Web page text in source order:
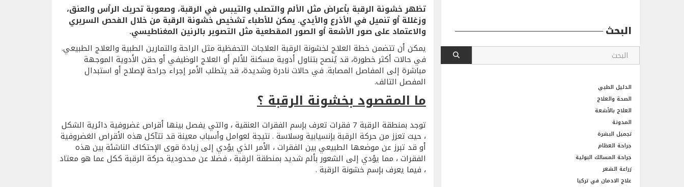
تظهر خشونة الرقبة بأعراض مثل الألم والتصلب والتيبس في الرقبة، وصعوبة تحريك الرأس والعنق،
وزغللة أو تنميل في الأذرع والأيدي. يمكن للأطباء تشخيص خشونة الرقبة من خلال الفحص السريري
والاعتماد على صور الأشعة أو الصور المقطعية مثل التصوير بالرنين المغناطيسي.
يمكن أن تتضمن خطة العلاج لخشونة الرقبة العلاجات التحفظية مثل الراحة والتمارين الطبية والعلاج الطبيعي.
في حالات أكثر خطورة، قد يُنصح بتناول أدوية مسكنة للألم أو العلاج الوظيفي أو حقن الأدوية الموجهة
مباشرة إلى المفاصل المصابة. في حالات نادرة وشديدة، قد يتطلب الأمر إجراء جراحة لإصلاح أو استبدال
المفصل التالف.
ما المقصود بخشونة الرقبة ؟
توجد بمنطقة الرقبة 7 فقرات تعرف بإسم الفقرات العنقية ، والتي يفصل بينها أقراص غضروفية دائرية الشكل
، حيث تعزز من حركة الرقبة بإنسيابية وسلاسة . نتيجة لعوامل وأسباب معينة قد تتآكل هذه الأقراص الغضروفية
أو قد تبرز عن موضعها الطبيعي بين الفقرات ، الأمر الذي يؤدي إلى زيادة قوى الإحتكاك الناشئة بين هذه
الفقرات ، مما يؤدي إلى الشعور بألم شديد بمنطقة الرقبة ، فضلا عن محدودية حركة الرقبة ككل عما هو معتاد
، فيما يعرف بإسم خشونة الرقبة .
البحث
الدليل الطبي
الصحة والعلاج
العلاج بالأشعة
المدونة
تجميل البشرة
جراحة العظام
جراحة المسالك البولية
زراعة الشعر
علاج الادمان في تركيا